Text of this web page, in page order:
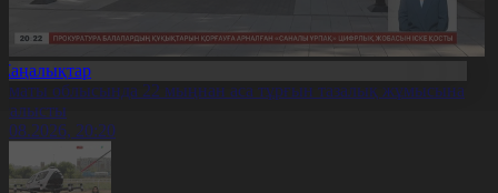
облысында 22 мыңнан аса тұрғын тазалық жұмысына
20:20